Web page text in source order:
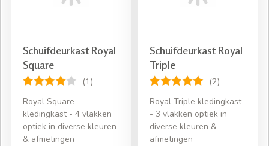
Schuifdeurkast Royal
Square
(1)
Royal Square
kledingkast - 4 vlakken
optiek in diverse kleuren
& afmetingen
Schuifdeurkast Royal
Triple
(2)
Royal Triple kledingkast
- 3 vlakken optiek in
diverse kleuren &
afmetingen